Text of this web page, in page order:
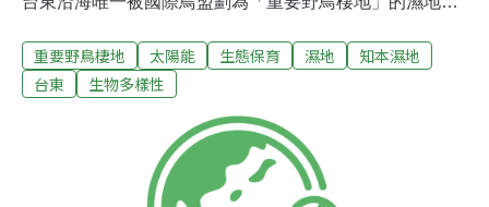
226公頃，位於知本濕地內，土地長期閒置，縣長黃健庭
日前在縣議會施政報告中表示，計畫將基地中的154公頃
年可為縣庫挹注3000萬元。荒野保護協會台東分會知本濕
地人文生態展昨天（5日）開幕，分會長林義隆指出，知
本濕地占地288公頃，台東野鳥學會觀察濕地生態超過30
重要野鳥棲地 太陽能 生態保育 濕地
知本濕地
台東
生物多樣性